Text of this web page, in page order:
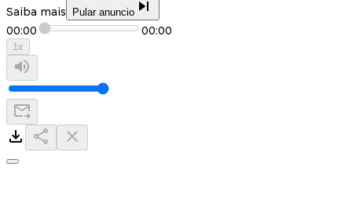
Saiba mais Pular anuncio
00:00 00:00
1x